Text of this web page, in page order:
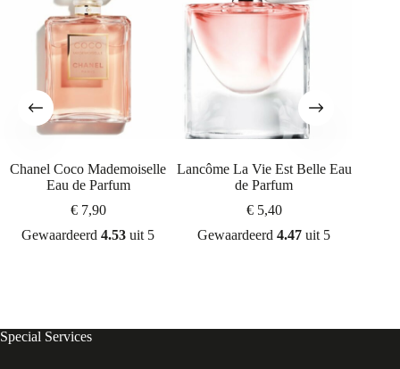
Chanel Coco Mademoiselle
Eau de Parfum
€7,90
Gewaardeerd4.53 uit 5
Lancôme La Vie Est Belle Eau
de Parfum
€5,40
Gewaardeerd4.47 uit 5
Special Services